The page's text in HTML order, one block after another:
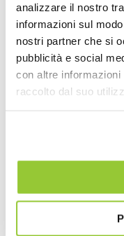
analizzare il nostro
informazioni sul
nostri partner che si
pubblicità e social
con altre
raccolto dal suo
stata
sulla
charmat
riuscite a